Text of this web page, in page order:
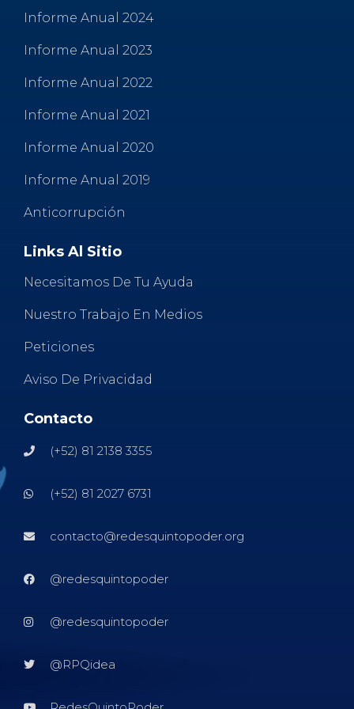
Informe Anual 2024
Informe Anual 2023
Informe Anual 2022
Informe Anual 2021
Informe Anual 2020
Informe Anual 2019
Anticorrupción
Links Al Sitio
Necesitamos De Tu Ayuda
Nuestro Trabajo En Medios
Peticiones
Aviso De Privacidad
Contacto
(+52) 81 2138 3355
(+52) 81 2027 6731
contacto@redesquintopoder.org
@redesquintopoder
@redesquintopoder
@RPQidea